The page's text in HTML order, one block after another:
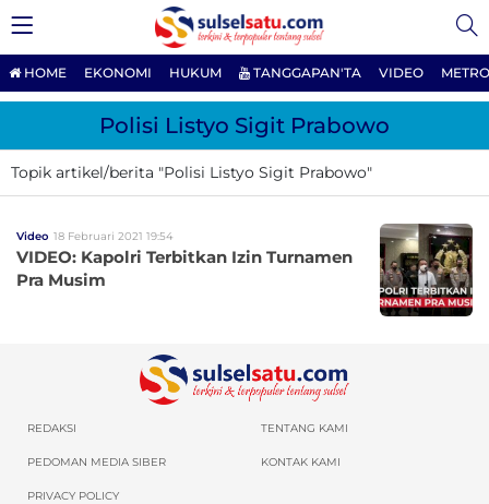
HOME EKONOMI HUKUM TANGGAPAN'TA VIDEO
Polisi Listyo Sigit Prabowo
Topik artikel/berita "Polisi Listyo Sigit Prabowo"
Video 18 Februari 2021 19:54
VIDEO: Kapolri Terbitkan Izin Turnamen
Pra Musim
REDAKSI TENTANG KAMI
PEDOMAN MEDIA SIBER KONTAK KAMI
PRIVACY POLICY